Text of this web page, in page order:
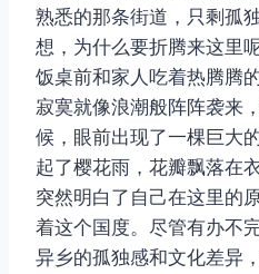
熟悉的那条街道，只剩孤
想，为什么要折腾来这里
饭桌前和家人吃着热腾腾
寂寞就像浪潮般阵阵袭来
候，眼前出现了一棵巨大
起了樱花雨，花瓣飘落在
突然明白了自己在这里的
着这个国度。尽管有办不
异乡的孤独感和文化差异